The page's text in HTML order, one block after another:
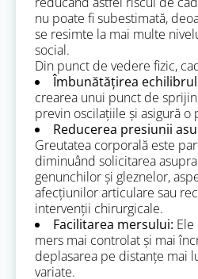
nu poate fi subestimată,
se resimte la mai multe
social.
Din punct de vedere fizic,
Îmbunătățirea
crearea unui punct de
previn oscilațiile și asigură o
Reducerea presiunii
Greutatea corporală este
diminuând solicitarea
genunchilor și gleznelor,
afecțiunilor articulare sau
intervenții chirurgicale.
Facilitarea mersului:
mers mai controlat și mai
deplasarea pe distanțe mai
variate.